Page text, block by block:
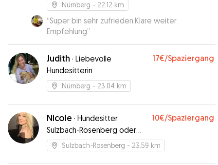
Nürnberg - 22.12 km
“Super bin sehr zufrieden.Klare weiter
Empfehlung”
Judith · Liebevolle
Hundesitterin
17€/Spaziergang
Nürnberg - 23.04 km
Nicole · Hundesitter
Sulzbach-Rosenberg oder
Nähe
10€/Spaziergang
Sulzbach-Rosenberg - 23.59 km